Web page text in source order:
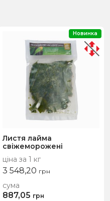
Листя лайма
свіжеморожені
ціна за 1 кг
3 548,20 грн
сума
887,05 грн
Новинка